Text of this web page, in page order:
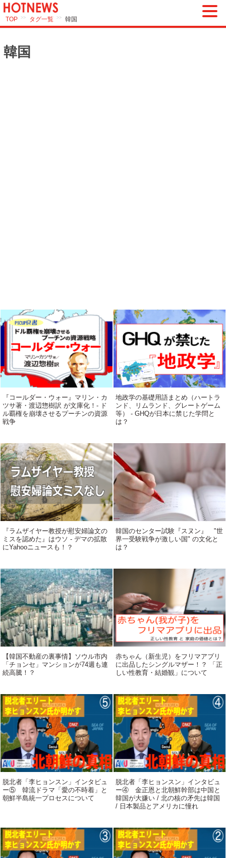
TOP >> タグ一覧 >> 韓国
韓国
『コールダー・ウォー』マリン・カ
ツサ著・渡辺惣樹訳 が文庫化！- ド
ル覇権を崩壊させるプーチンの資源
戦争
地政学の基礎用語まとめ（ハートラ
ンド、リムランド、グレートゲーム
等） - GHQが日本に禁じた学問と
は？
『ラムザイヤー教授が慰安婦論文の
ミスを認めた』はウソ - デマの拡散
にYahooニュースも！？
韓国のセンター試験『スヌン』 "世
界一受験戦争が激しい国" の文化と
は？
【韓国不動産の裏事情】ソウル市内
「チョンセ」マンションが74週も連
続高騰！？
赤ちゃん（新生児）をフリマアプリ
に出品したシングルマザー！？ 「正
しい性教育・結婚観」について
脱北者「李ヒョンスン」インタビュ
ー⑤ 韓流ドラマ「愛の不時着」と
朝鮮半島統一プロセスについて
脱北者「李ヒョンスン」インタビュ
ー④ 金正恩と北朝鮮幹部は中国と
韓国が大嫌い / 北の核の矛先は韓国
/ 日本製品とアメリカに憧れ